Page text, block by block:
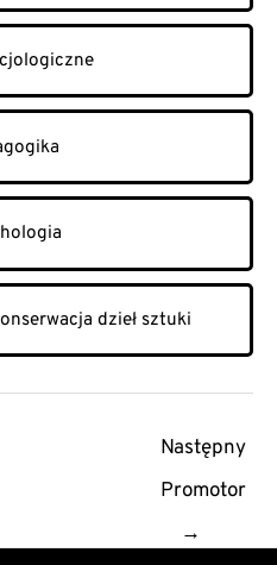
dzieł sztuki
Następny
Promotor
→